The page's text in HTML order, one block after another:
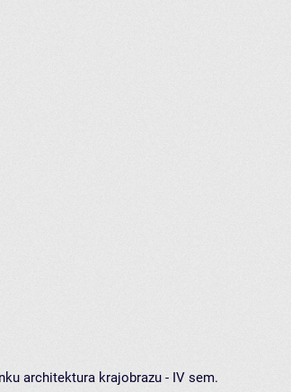
architektura krajobrazu - IV sem.